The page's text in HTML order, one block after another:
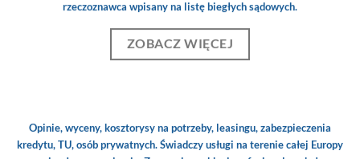
rzeczoznawca wpisany na listę biegłych sądowych.
ZOBACZ WIĘCEJ
Opinie, wyceny, kosztorysy na potrzeby, leasingu, zabezpieczenia
kredytu, TU, osób prywatnych. Świadczy usługi na terenie całej Europy